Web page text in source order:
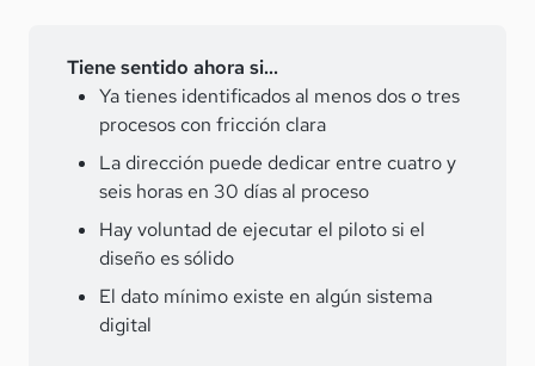
Tiene sentido ahora si...
Ya tienes identificados al menos dos o tres
procesos con fricción clara
La dirección puede dedicar entre cuatro y
seis horas en 30 días al proceso
Hay voluntad de ejecutar el piloto si el
diseño es sólido
El dato mínimo existe en algún sistema
digital